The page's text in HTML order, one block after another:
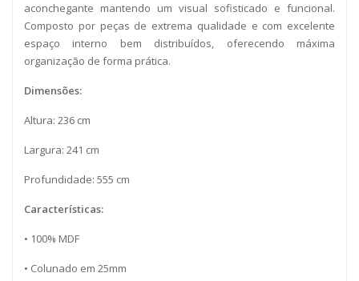
aconchegante mantendo um visual sofisticado e funcional.
Composto por peças de extrema qualidade e com excelente
espaço interno bem distribuídos, oferecendo máxima
organização de forma prática.
Dimensões:
Altura: 236 cm
Largura: 241 cm
Profundidade: 555 cm
Características:
• 100% MDF
• Colunado em 25mm